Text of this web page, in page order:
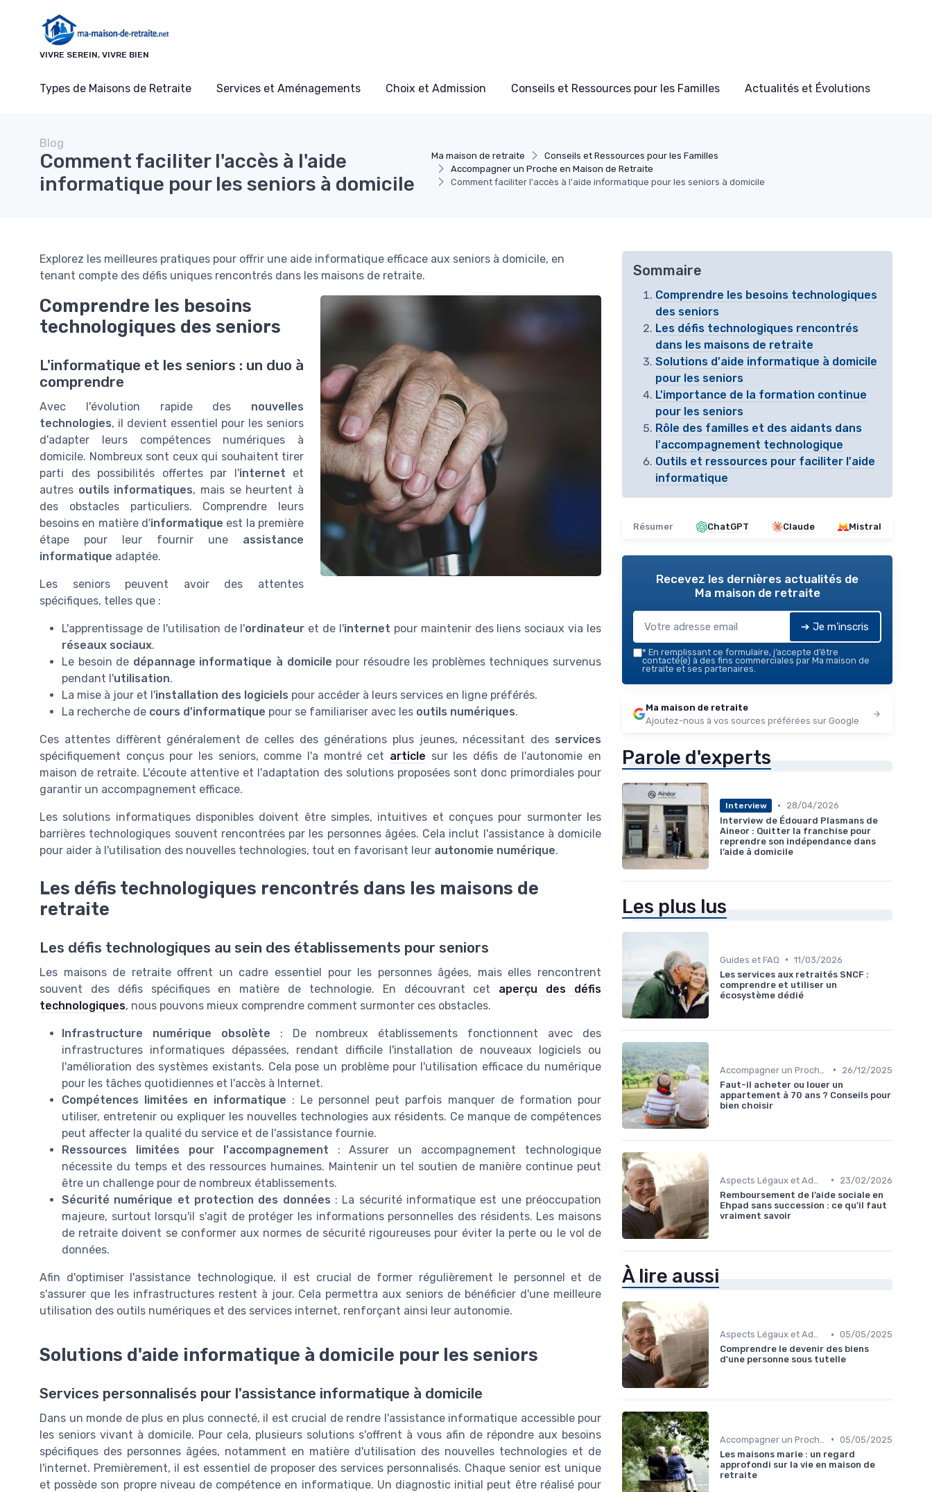
VIVRE SEREIN, VIVRE BIEN
Types de Maisons de Retraite Services et Aménagements Choix et Admission Conseils et Ressources pour les Familles Actualités et Évolutions
Ma maison de retraite
Conseils et Ressources pour les Familles
Accompagner un Proche en Maison de Retraite
Comment faciliter l'accès à l'aide informatique pour les seniors à domicile
Blog
Comment faciliter l'accès à l'aide
informatique pour les seniors à domicile
Explorez les meilleures pratiques pour offrir une aide informatique efficace aux seniors à domicile, en
tenant compte des défis uniques rencontrés dans les maisons de retraite.
Comprendre les besoins
technologiques des seniors
L'informatique et les seniors : un duo à
comprendre
Avec l'évolution rapide des nouvelles
technologies, il devient essentiel pour les seniors
d'adapter leurs compétences numériques à
domicile. Nombreux sont ceux qui souhaitent tirer
parti des possibilités offertes par l'internet et
autres outils informatiques, mais se heurtent à
des obstacles particuliers. Comprendre leurs
besoins en matière d'informatique est la première
étape pour leur fournir une assistance
informatique adaptée.
Les seniors peuvent avoir des attentes
spécifiques, telles que :
L'apprentissage de l'utilisation de l'ordinateur et de l'internet pour maintenir des liens sociaux via les
réseaux sociaux.
Le besoin de dépannage informatique à domicile pour résoudre les problèmes techniques survenus
pendant l'utilisation.
La mise à jour et l'installation des logiciels pour accéder à leurs services en ligne préférés.
La recherche de cours d'informatique pour se familiariser avec les outils numériques.
Ces attentes diffèrent généralement de celles des générations plus jeunes, nécessitant des services
spécifiquement conçus pour les seniors, comme l'a montré cet article sur les défis de l'autonomie en
maison de retraite. L'écoute attentive et l'adaptation des solutions proposées sont donc primordiales pour
garantir un accompagnement efficace.
Les solutions informatiques disponibles doivent être simples, intuitives et conçues pour surmonter les
barrières technologiques souvent rencontrées par les personnes âgées. Cela inclut l'assistance à domicile
pour aider à l'utilisation des nouvelles technologies, tout en favorisant leur autonomie numérique.
Les défis technologiques rencontrés dans les maisons de
retraite
Les défis technologiques au sein des établissements pour seniors
Les maisons de retraite offrent un cadre essentiel pour les personnes âgées, mais elles rencontrent
souvent des défis spécifiques en matière de technologie. En découvrant cet aperçu des défis
technologiques, nous pouvons mieux comprendre comment surmonter ces obstacles.
Infrastructure numérique obsolète : De nombreux établissements fonctionnent avec des
infrastructures informatiques dépassées, rendant difficile l'installation de nouveaux logiciels ou
l'amélioration des systèmes existants. Cela pose un problème pour l'utilisation efficace du numérique
pour les tâches quotidiennes et l'accès à Internet.
Compétences limitées en informatique : Le personnel peut parfois manquer de formation pour
utiliser, entretenir ou expliquer les nouvelles technologies aux résidents. Ce manque de compétences
peut affecter la qualité du service et de l'assistance fournie.
Ressources limitées pour l'accompagnement : Assurer un accompagnement technologique
nécessite du temps et des ressources humaines. Maintenir un tel soutien de manière continue peut
être un challenge pour de nombreux établissements.
Sécurité numérique et protection des données : La sécurité informatique est une préoccupation
majeure, surtout lorsqu'il s'agit de protéger les informations personnelles des résidents. Les maisons
de retraite doivent se conformer aux normes de sécurité rigoureuses pour éviter la perte ou le vol de
données.
Afin d'optimiser l'assistance technologique, il est crucial de former régulièrement le personnel et de
s'assurer que les infrastructures restent à jour. Cela permettra aux seniors de bénéficier d'une meilleure
utilisation des outils numériques et des services internet, renforçant ainsi leur autonomie.
Solutions d'aide informatique à domicile pour les seniors
Services personnalisés pour l'assistance informatique à domicile
Dans un monde de plus en plus connecté, il est crucial de rendre l'assistance informatique accessible pour
les seniors vivant à domicile. Pour cela, plusieurs solutions s'offrent à vous afin de répondre aux besoins
spécifiques des personnes âgées, notamment en matière d'utilisation des nouvelles technologies et de
l'internet. Premièrement, il est essentiel de proposer des services personnalisés. Chaque senior est unique
et possède son propre niveau de compétence en informatique. Un diagnostic initial peut être réalisé pour
Sommaire
Comprendre les besoins technologiques
des seniors
Les défis technologiques rencontrés
dans les maisons de retraite
Solutions d'aide informatique à domicile
pour les seniors
L'importance de la formation continue
pour les seniors
Rôle des familles et des aidants dans
l'accompagnement technologique
Outils et ressources pour faciliter l'aide
informatique
Résumer ChatGPT Claude Mistral
Recevez les dernières actualités de
Ma maison de retraite
➔ Je m'inscris
* En remplissant ce formulaire, j’accepte d’être
contacté(e) à des fins commerciales par Ma maison de
retraite et ses partenaires.
Ma maison de retraite
Ajoutez-nous à vos sources préférées sur Google
Parole d'experts
Interview •
28/04/2026
Interview de Édouard Plasmans de
Aineor : Quitter la franchise pour
reprendre son indépendance dans
l’aide à domicile
Les plus lus
Guides et FAQ • 11/03/2026
Les services aux retraités SNCF :
comprendre et utiliser un
écosystème dédié
•
26/12/2025
Faut-il acheter ou louer un
appartement à 70 ans ? Conseils pour
bien choisir
•
23/02/2026
Remboursement de l’aide sociale en
Ehpad sans succession : ce qu’il faut
vraiment savoir
À lire aussi
Aspects Légaux et Administratifs • 05/05/2025
Comprendre le devenir des biens
d'une personne sous tutelle
• 05/05/2025
Les maisons marie : un regard
approfondi sur la vie en maison de
retraite